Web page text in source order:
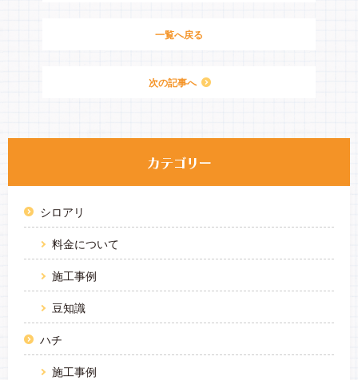
シロアリ
料金について
施工事例
豆知識
ハチ
施工事例
一覧へ戻る
次の記事へ